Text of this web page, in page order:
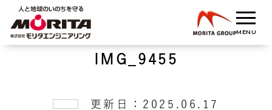
IMG_9455
更新日：2025.06.17